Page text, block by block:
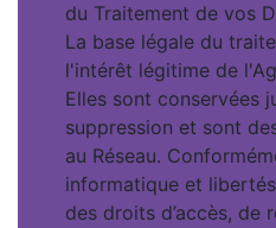
du Traitement de vos
La base légale du
l'intérêt légitime de
Elles sont conservées
suppression et sont
au Réseau.
informatique et
des droits d’accès, de